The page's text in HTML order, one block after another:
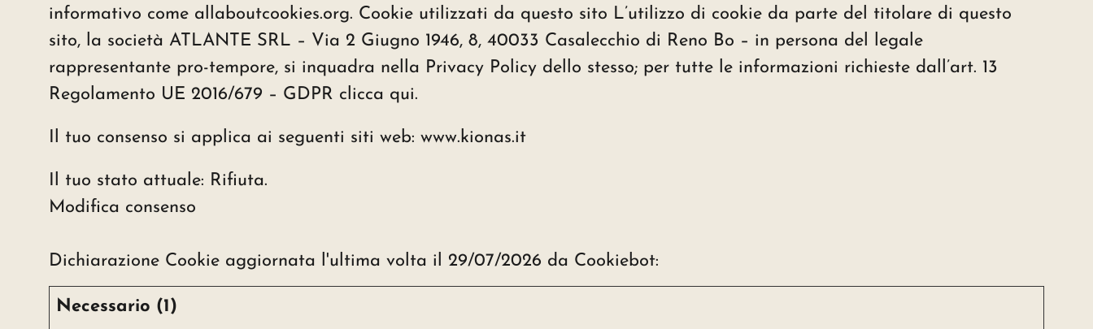
informativo come allaboutcookies.org. Cookie utilizzati da questo sito L’utilizzo di cookie da parte del titolare di questo
sito, la società ATLANTE SRL – Via 2 Giugno 1946, 8, 40033 Casalecchio di Reno Bo – in persona del legale
rappresentante pro-tempore, si inquadra nella Privacy Policy dello stesso; per tutte le informazioni richieste dall’art. 13
Regolamento UE 2016/679 – GDPR clicca qui.
Il tuo consenso si applica ai seguenti siti web: www.kionas.it
Il tuo stato attuale: Rifiuta.
Modifica consenso
Dichiarazione Cookie aggiornata l'ultima volta il 29/07/2026 da Cookiebot:
Necessario (1)